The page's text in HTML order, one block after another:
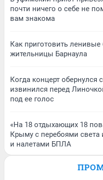
почти ничего о себе не
вам знакома
Как приготовить
жительницы Барнаула
Когда концерт
извинился перед
под ее голос
«На 18 отдыхающих 18
Крыму с перебоями света
и налетами БПЛА